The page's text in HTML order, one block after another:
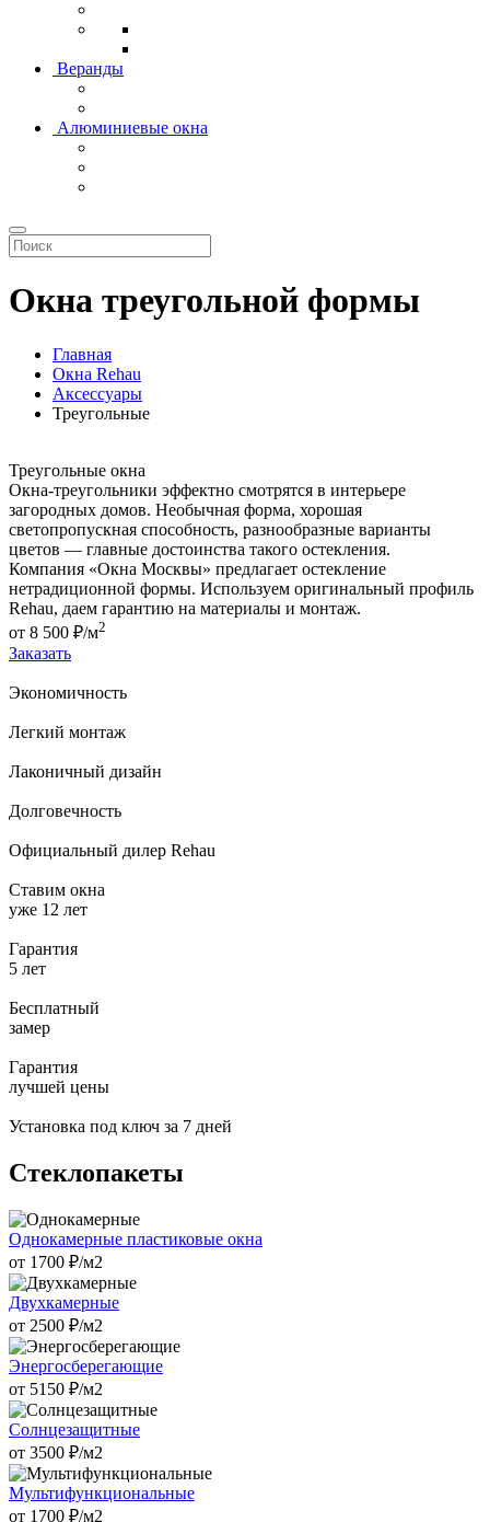
Веранды
Алюминиевые окна
Окна треугольной формы
Главная
Окна Rehau
Аксессуары
Треугольные
Треугольные окна
Окна-треугольники эффектно смотрятся в интерьере
загородных домов. Необычная форма, хорошая
светопропускная способность, разнообразные варианты
цветов — главные достоинства такого остекления.
Компания «Окна Москвы» предлагает остекление
нетрадиционной формы. Используем оригинальный профиль
Rehau, даем гарантию на материалы и монтаж.
от 8 500 ₽/м2
Заказать
Экономичность
Легкий монтаж
Лаконичный дизайн
Долговечность
Официальный дилер Rehau
Ставим окна
уже 12 лет
Гарантия
5 лет
Бесплатный
замер
Гарантия
лучшей цены
Установка под ключ за 7 дней
Стеклопакеты
Однокамерные пластиковые окна
от 1700 ₽/м2
Двухкамерные
от 2500 ₽/м2
Энергосберегающие
от 5150 ₽/м2
Солнцезащитные
от 3500 ₽/м2
Мультифункциональные
от 1700 ₽/м2